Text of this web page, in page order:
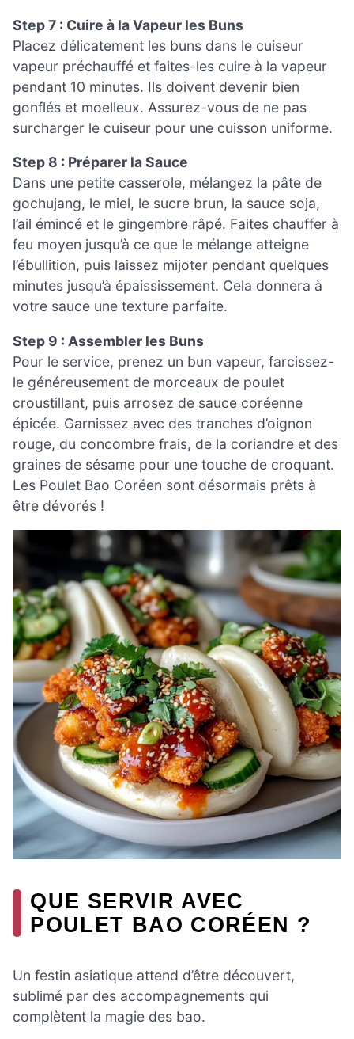
Step 7 : Cuire à la Vapeur les Buns
Placez délicatement les buns dans le cuiseur
vapeur préchauffé et faites-les cuire à la vapeur
pendant 10 minutes. Ils doivent devenir bien
gonflés et moelleux. Assurez-vous de ne pas
surcharger le cuiseur pour une cuisson uniforme.
Step 8 : Préparer la Sauce
Dans une petite casserole, mélangez la pâte de
gochujang, le miel, le sucre brun, la sauce soja,
l’ail émincé et le gingembre râpé. Faites chauffer à
feu moyen jusqu’à ce que le mélange atteigne
l’ébullition, puis laissez mijoter pendant quelques
minutes jusqu’à épaississement. Cela donnera à
votre sauce une texture parfaite.
Step 9 : Assembler les Buns
Pour le service, prenez un bun vapeur, farcissez-
le généreusement de morceaux de poulet
croustillant, puis arrosez de sauce coréenne
épicée. Garnissez avec des tranches d’oignon
rouge, du concombre frais, de la coriandre et des
graines de sésame pour une touche de croquant.
Les Poulet Bao Coréen sont désormais prêts à
être dévorés !
QUE SERVIR AVEC
POULET BAO CORÉEN ?
Un festin asiatique attend d’être découvert,
sublimé par des accompagnements qui
complètent la magie des bao.